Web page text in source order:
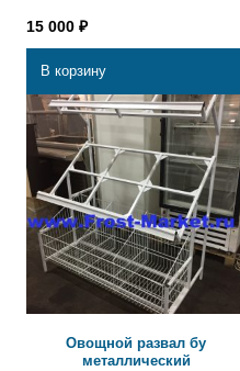
15 000 ₽
В корзину
Овощной развал бу
металлический